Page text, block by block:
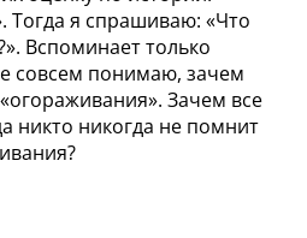
Тогда я спрашиваю: «Что
Вспоминает только
совсем понимаю, зачем
Зачем все
никто никогда не помнит